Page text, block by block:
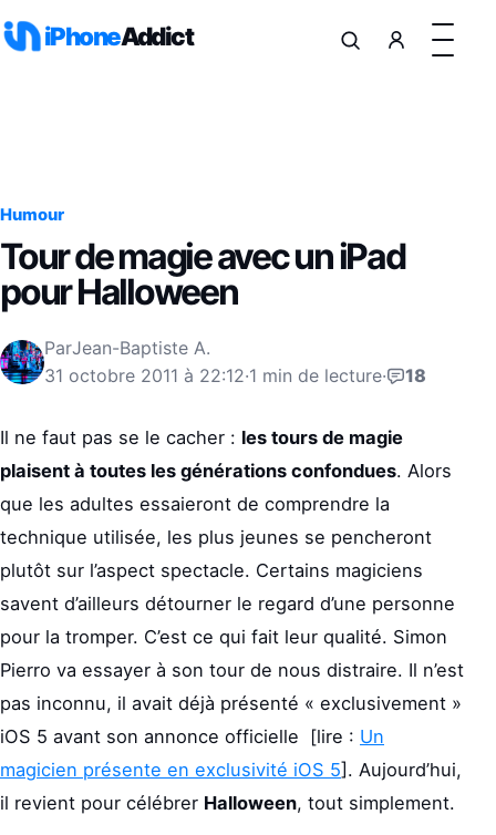
iPhoneAddict
Humour
Tour de magie avec un iPad
pour Halloween
ParJean-Baptiste A.
31 octobre 2011 à 22:12·1 min de lecture· 18
Il ne faut pas se le cacher : les tours de magie
plaisent à toutes les générations confondues. Alors
que les adultes essaieront de comprendre la
technique utilisée, les plus jeunes se pencheront
plutôt sur l’aspect spectacle. Certains magiciens
savent d’ailleurs détourner le regard d’une personne
pour la tromper. C’est ce qui fait leur qualité. Simon
Pierro va essayer à son tour de nous distraire. Il n’est
pas inconnu, il avait déjà présenté « exclusivement »
iOS 5 avant son annonce officielle [lire : Un
magicien présente en exclusivité iOS 5]. Aujourd’hui,
il revient pour célébrer Halloween, tout simplement.